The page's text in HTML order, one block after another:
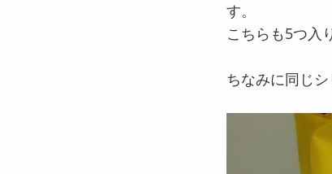
す。
こちらも5つ入
ちなみに同じ